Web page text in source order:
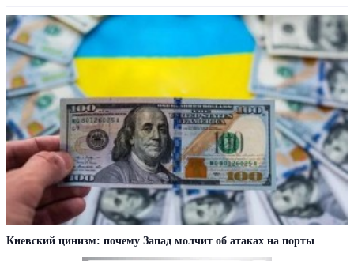
Киевский цинизм: почему Запад молчит об атаках на порты